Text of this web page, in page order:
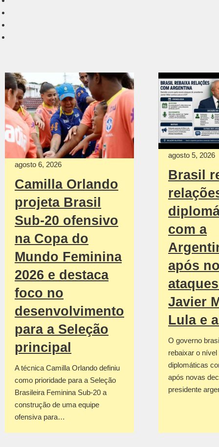
agosto 6, 2026
Camilla Orlando
projeta Brasil
Sub-20 ofensivo
na Copa do
Mundo Feminina
2026 e destaca
foco no
desenvolvimento
para a Seleção
principal
A técnica Camilla Orlando definiu
como prioridade para a Seleção
Brasileira Feminina Sub-20 a
construção de uma equipe
ofensiva para…
agosto 5, 2026
Brasil
com a
após
Javier
Lula e
O governo
rebaixar o
diplomáticas
após novas
presidente